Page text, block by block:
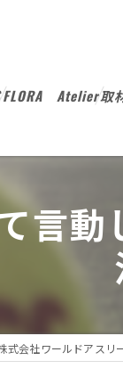
FLORA Atelier取
言
式会社ワールドアスリ